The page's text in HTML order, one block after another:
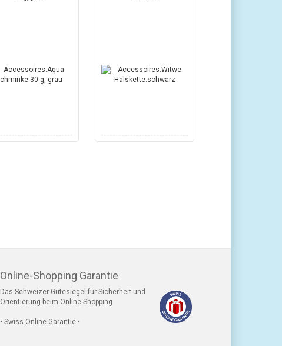
Online-Shopping Garantie
Das Schweizer Gütesiegel für Sicherheit und
Orientierung beim Online-Shopping
• Swiss Online Garantie •